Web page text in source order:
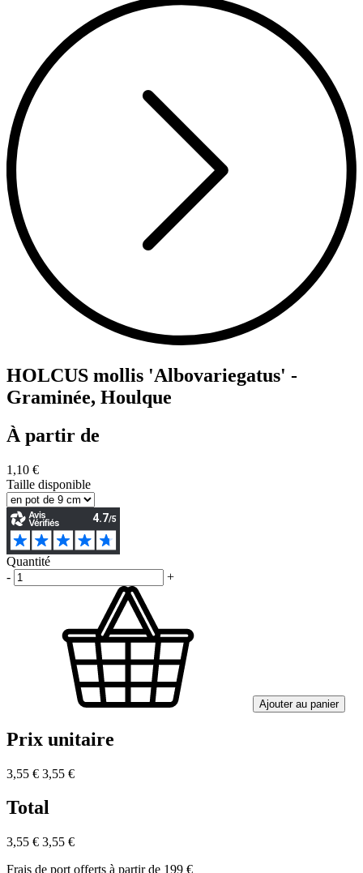
HOLCUS mollis 'Albovariegatus' -
Graminée, Houlque
À partir de
1,10 €
Taille disponible
Quantité
-
+
Ajouter au panier
Prix unitaire
3,55 € 3,55 €
Total
3,55 € 3,55 €
Frais de port offerts à partir de 199 €